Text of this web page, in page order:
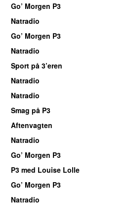
Go’ Morgen P3
Natradio
Go’ Morgen P3
Natradio
Sport på 3’eren
Natradio
Natradio
Smag på P3
Aftenvagten
Natradio
Go’ Morgen P3
P3 med Louise Lolle
Go’ Morgen P3
Natradio